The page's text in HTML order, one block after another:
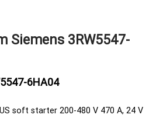
Siemens 3RW5547-
6HA04
soft starter 200-480 V 470 A, 24 V